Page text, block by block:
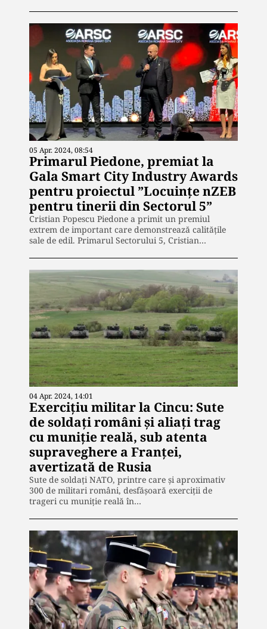
05 Apr. 2024, 08:54
Primarul Piedone, premiat la
Gala Smart City Industry Awards
pentru proiectul ”Locuințe nZEB
pentru tinerii din Sectorul 5”
Cristian Popescu Piedone a primit un premiul
extrem de important care demonstrează calitățile
sale de edil. Primarul Sectorului 5, Cristian…
04 Apr. 2024, 14:01
Exercițiu militar la Cincu: Sute
de soldați români și aliați trag
cu muniție reală, sub atenta
supraveghere a Franței,
avertizată de Rusia
Sute de soldați NATO, printre care și aproximativ
300 de militari români, desfășoară exerciții de
trageri cu muniție reală în…